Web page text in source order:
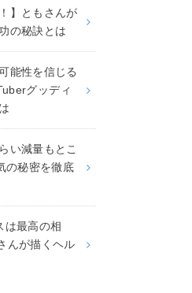
】ともさんが
の秘訣とは
能性を信じる
グッディ
い減量もとこ
の秘密を徹底
は最高の相
んが描くヘル